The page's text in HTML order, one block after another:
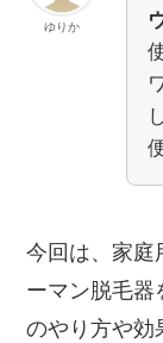
ゆりか
今回は、家庭
ーマン脱毛器
のやり方や効